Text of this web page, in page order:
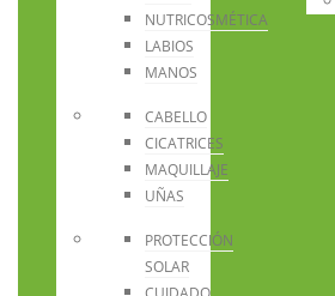
NUTRICOSMÉTICA
LABIOS
MANOS
CABELLO
CICATRICES
MAQUILLAJE
UÑAS
PROTECCIÓN
SOLAR